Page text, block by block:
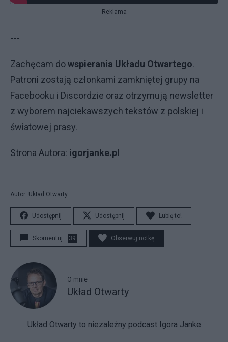
Reklama
---
Zachęcam dowspierania Układu Otwartego.
Patroni zostają członkami zamkniętej grupy na
Facebooku i Discordzie oraz otrzymują newsletter
z wyborem najciekawszych tekstów z polskiej i
światowej prasy.
Strona Autora: igorjanke.pl
Autor: Układ Otwarty
Udostępnij Udostępnij Lubię to!
Skomentuj 39 Obserwuj notkę
O mnie
Układ Otwarty
Układ Otwarty to niezależny podcast Igora Janke